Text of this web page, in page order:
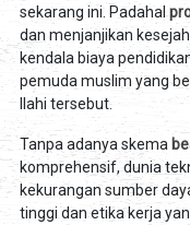
sekarang ini. Padahal
dan menjanjikan
kendala biaya
pemuda muslim yang
Ilahi tersebut.
Tanpa adanya skema
komprehensif, dunia
kekurangan sumber
tinggi dan etika kerja